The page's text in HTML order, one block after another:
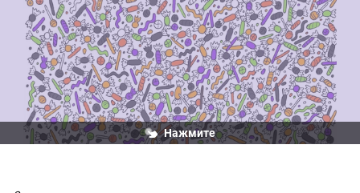
Нажмите